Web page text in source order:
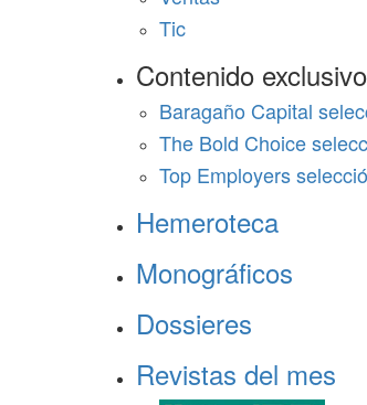
Tic
Contenido exclusivo
Baragaño Capital
The Bold Choice
Top Employers
Hemeroteca
Monográficos
Dossieres
Revistas del mes